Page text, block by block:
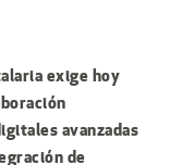
exige hoy
avanzadas
de